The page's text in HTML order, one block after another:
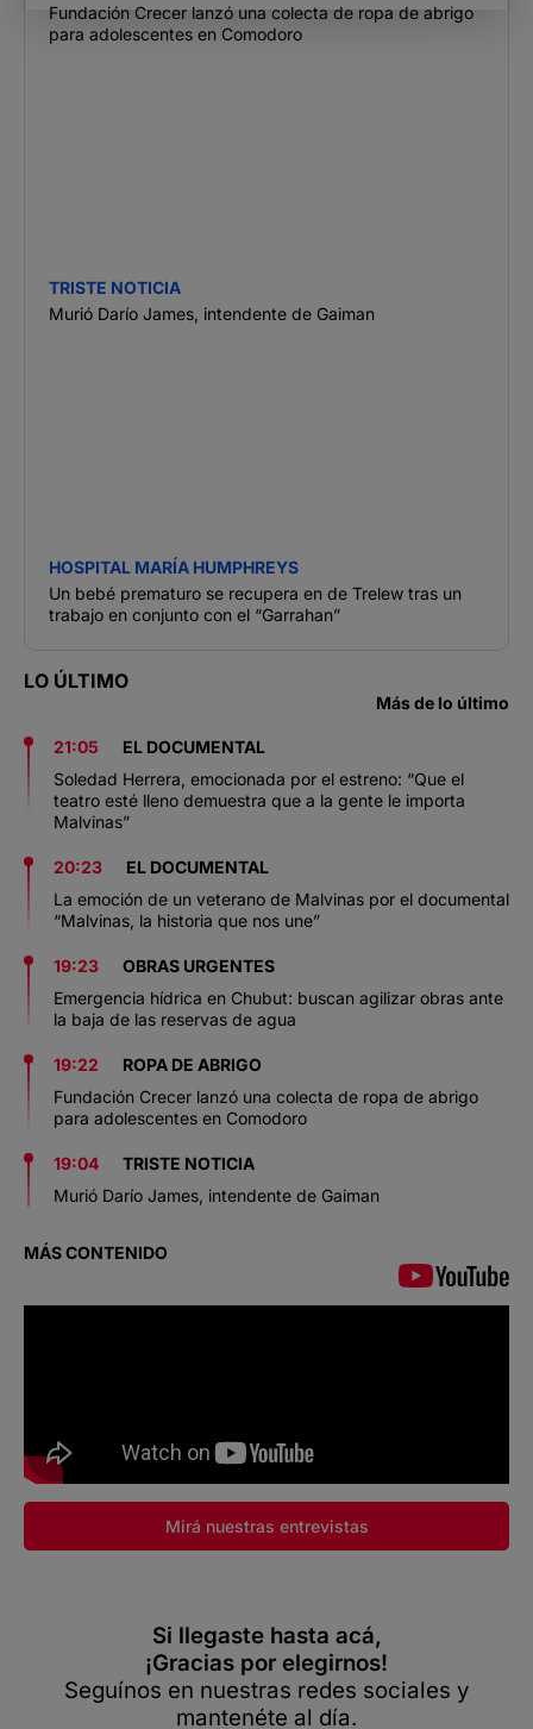
Fundación Crecer lanzó una colecta de ropa de abrigo
para adolescentes en Comodoro
TRISTE NOTICIA
Murió Darío James, intendente de Gaiman
HOSPITAL MARÍA HUMPHREYS
Un bebé prematuro se recupera en de Trelew tras un
trabajo en conjunto con el “Garrahan”
LO ÚLTIMO
Más de lo último
21:05
EL DOCUMENTAL
Soledad Herrera, emocionada por el estreno: “Que el
teatro esté lleno demuestra que a la gente le importa
Malvinas”
20:23
EL DOCUMENTAL
La emoción de un veterano de Malvinas por el documental
“Malvinas, la historia que nos une”
19:23
OBRAS URGENTES
Emergencia hídrica en Chubut: buscan agilizar obras ante
la baja de las reservas de agua
19:22
ROPA DE ABRIGO
Fundación Crecer lanzó una colecta de ropa de abrigo
para adolescentes en Comodoro
19:04
TRISTE NOTICIA
Murió Darío James, intendente de Gaiman
MÁS CONTENIDO
Mirá nuestras entrevistas
Si llegaste hasta acá,
¡Gracias por elegirnos!
Seguínos en nuestras redes sociales y
mantenéte al día.